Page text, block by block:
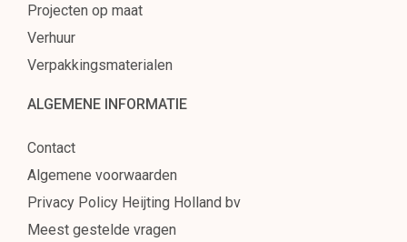
Projecten op maat
Verhuur
Verpakkingsmaterialen
ALGEMENE INFORMATIE
Contact
Algemene voorwaarden
Privacy Policy Heijting Holland bv
Meest gestelde vragen